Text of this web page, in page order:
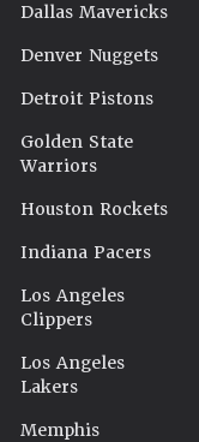
Dallas Mavericks
Denver Nuggets
Detroit Pistons
Golden State
Warriors
Houston Rockets
Indiana Pacers
Los Angeles
Clippers
Los Angeles
Lakers
Memphis